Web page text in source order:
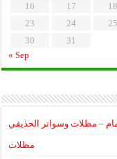
16
17 18
23
24 25
30
31
« Sep
– مظلات وسواتر الحذيفي
مظلات